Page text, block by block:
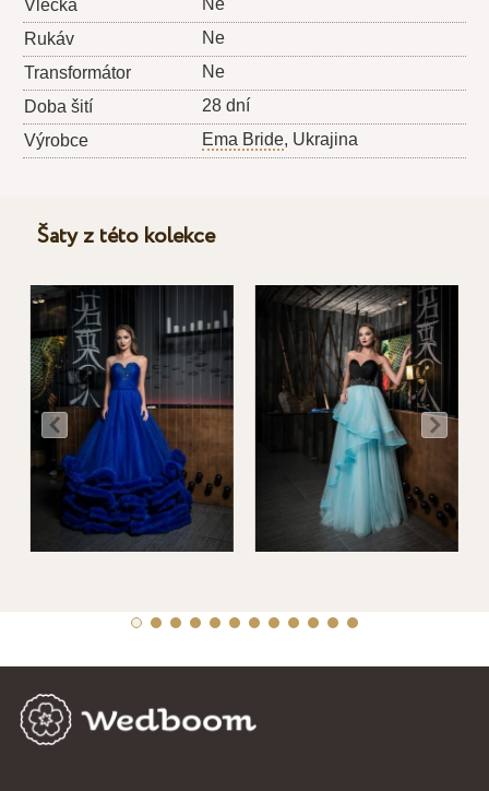
Vlečka
Rukáv
Ne
Transformátor
Ne
Doba šití
28 dní
Výrobce
Ema Bride, Ukrajina
Šaty z této kolekce